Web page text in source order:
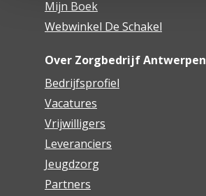
Mijn Boek
Webwinkel De Schakel
Over Zorgbedrijf Antwerpen
Bedrijfsprofiel
Vacatures
Vrijwilligers
Leveranciers
Jeugdzorg
Partners